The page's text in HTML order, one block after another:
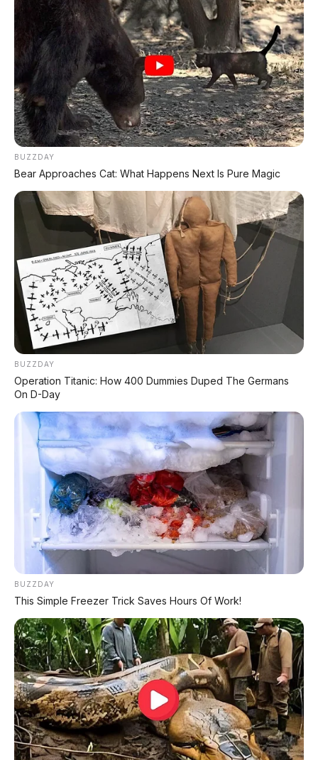
EREV 531 HP Penantang Toyota Alphard
⚡ BYD Leopard 8: SUV Off-Road PHEV
748 HP Siap Tantang Land Cruiser!
⚡ Leapmotor C10 Resmi di GIIAS 2026:
SUV Listrik Premium Rakitan Lokal Mulai
Rp598 Juta
Pindah Pabrik dari Thailand atau Kena
Pajak!
⚡ Denza Z9 GT: Shooting Brake Listrik
1.156 PS Siap Meluncur di Indonesia
KREDIT MOBIL
✔ TANPA DP
✔ GRATIS ANGSURAN 1X
✔ GRATIS BALIK NAMA
PROMO MINGGU INI
KREDIT MOTOR
SEMUA MEREK
DP MULAI
100RBNETT
BUZZDAY
Bear Approaches Cat: What Happens Next Is Pure Magic
BUZZDAY
Operation Titanic: How 400 Dummies Duped The Germans
On D-Day
BUZZDAY
This Simple Freezer Trick Saves Hours Of Work!